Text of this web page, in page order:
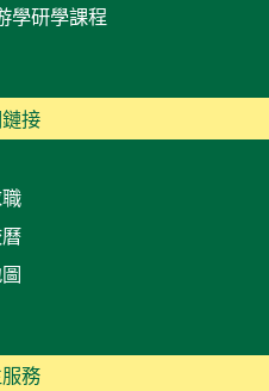
學研學課程
接
務